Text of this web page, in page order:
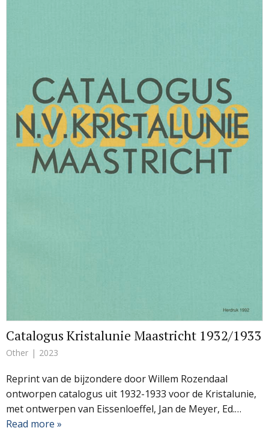
Catalogus Kristalunie Maastricht 1932/1933
Other 2023
Reprint van de bijzondere door Willem Rozendaal
ontworpen catalogus uit 1932-1933 voor de Kristalunie,
met ontwerpen van Eissenloeffel, Jan de Meyer, Ed.…
Read more »